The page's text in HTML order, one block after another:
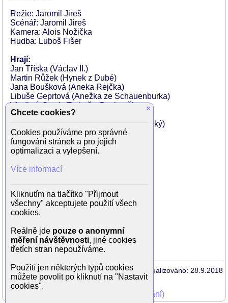
Režie: Jaromil Jireš
Scénář: Jaromil Jireš
Kamera: Alois Nožička
Hudba: Luboš Fišer
Hrají:
Jan Tříska (Václav II.)
Martin Růžek (Hynek z Dubé)
Jana Boušková (Aneka Rejčka)
Libuše Geprtová (Anežka ze Schauenburka)
Vladimír Stach (Dobeš z Bechyně)
Vladimír Leraus (Ota se šípem)
Jaroslav Satoranský (Heřman Braniborský)
Jan Kanyza (Jindřich z Lipé)
Karel Šebesta (opat Konrád)
Milan Riehs (opat Heidenreich)
Václav Lohniský (Berengar)
Oldřich Lukeš (bradatý rytíř)
Karel Augusta (šašek)
Karel Zich (minesenger)
Monika Hálová (Eliška)
Oldřich Kaiser
Aktualizováno: 28.9.2018
Mohli jste vidět v TV (zobrazit starší vysílání)
×
Chcete cookies?
Cookies používáme pro správné
fungování stránek a pro jejich
optimalizaci a vylepšení.
Více informací
Kliknutím na tlačítko "Přijmout
všechny" akceptujete použití všech
cookies.
Reálně jde pouze o anonymní
měření návštěvnosti, jiné cookies
třetích stran nepoužíváme.
Použití jen některých typů cookies
můžete povolit po kliknutí na "Nastavit
cookies".